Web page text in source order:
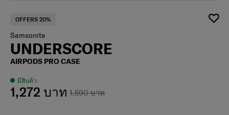
OFFERS 20%
Samsonite
UNDERSCORE
AIRPODS PRO CASE
มีสินค้า
1,590 บาท
1,272 บาท